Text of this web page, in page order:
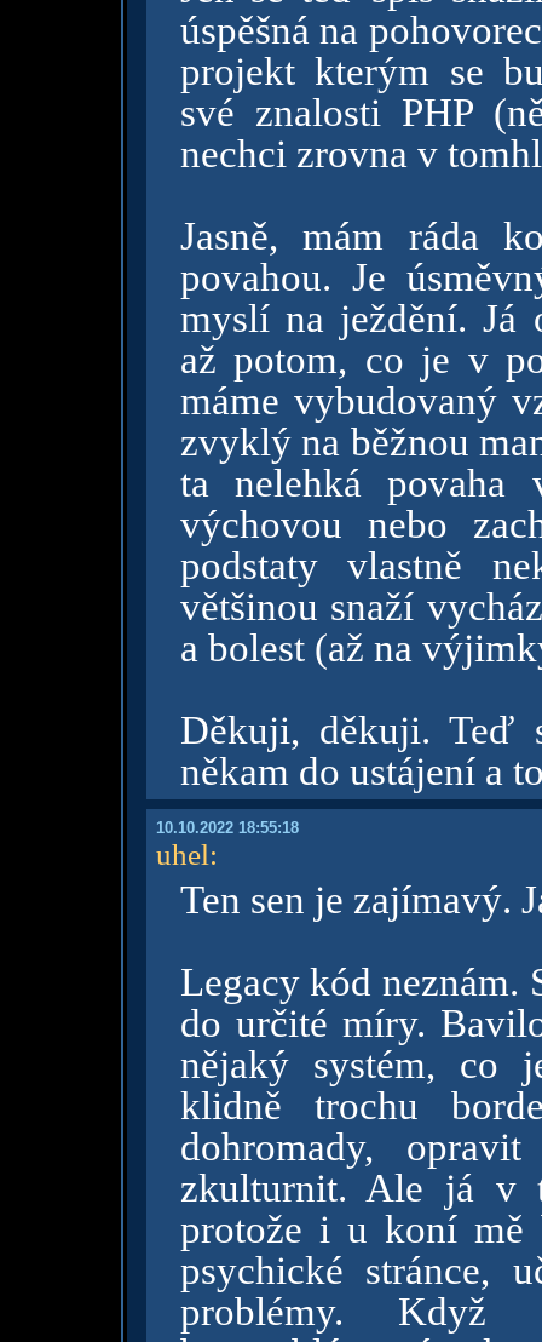
úspěšná na
projekt kterým se
své znalosti PHP
nechci zrovna v
Jasně, mám ráda
povahou. Je
myslí na ježdění. Já
až potom, co je v
máme vybudovaný
zvyklý na běžnou
ta nelehká povaha
výchovou nebo
podstaty vlastně
většinou snaží
a bolest (až na
Děkuji, děkuji. Teď
někam do ustájení a
10.10.2022 18:55:18
uhel:
Ten sen je zajímavý.
Legacy kód neznám.
do určité míry.
nějaký systém, co
klidně trochu
dohromady,
zkulturnit. Ale já v
protože i u koní mě
psychické stránce,
problémy.